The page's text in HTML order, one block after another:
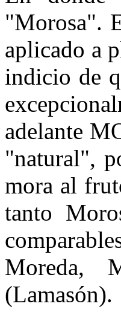
"Morosa".
aplicado a
indicio de
adelante
"natural",
mora al
tanto
Moreda,
(Lamasón).